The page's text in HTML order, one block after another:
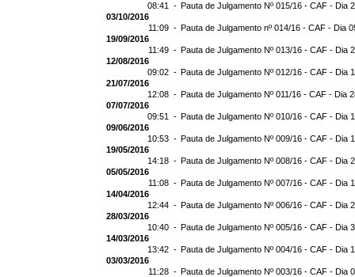
08:41 - Pauta de Julgamento Nº 015/16 - CAF - Dia
03/10/2016
11:09 - Pauta de Julgamento nº 014/16 - CAF - Dia
19/09/2016
11:49 - Pauta de Julgamento Nº 013/16 - CAF - Dia
12/08/2016
09:02 - Pauta de Julgamento Nº 012/16 - CAF - Dia
21/07/2016
12:08 - Pauta de Julgamento Nº 011/16 - CAF - Dia
07/07/2016
09:51 - Pauta de Julgamento Nº 010/16 - CAF - Dia
09/06/2016
10:53 - Pauta de Julgamento Nº 009/16 - CAF - Dia
19/05/2016
14:18 - Pauta de Julgamento Nº 008/16 - CAF - Dia
05/05/2016
11:08 - Pauta de Julgamento Nº 007/16 - CAF - Dia
14/04/2016
12:44 - Pauta de Julgamento Nº 006/16 - CAF - Dia
28/03/2016
10:40 - Pauta de Julgamento Nº 005/16 - CAF - Dia
14/03/2016
13:42 - Pauta de Julgamento Nº 004/16 - CAF - Dia
03/03/2016
11:28 - Pauta de Julgamento Nº 003/16 - CAF - Dia